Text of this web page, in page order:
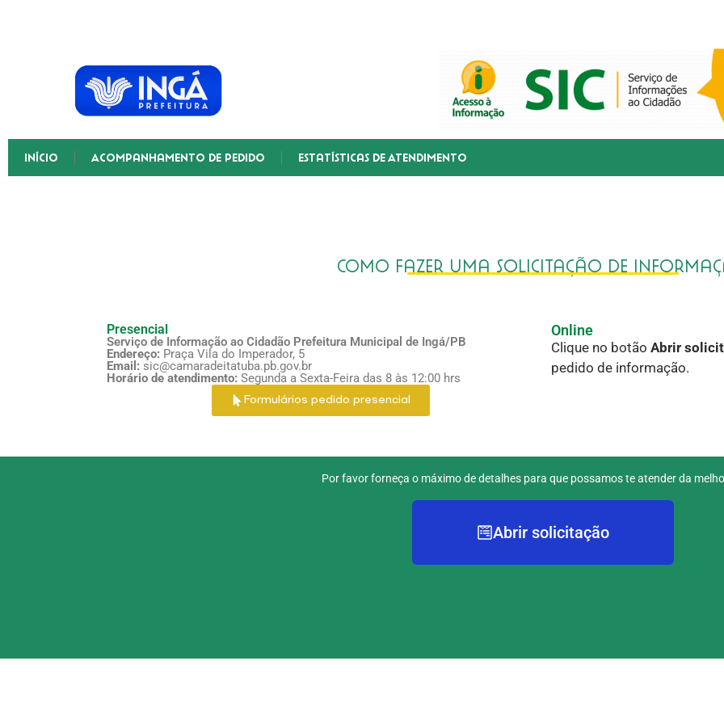
Início Acompanhamento de Pedido Estatísticas de Atendimento
Como fazer uma solicitação de
Presencial
Serviço de Informação ao Cidadão Prefeitura Municipal de Ingá/PB
Endereço: Praça Vila do Imperador, 5
Email: sic@camaradeitatuba.pb.gov.br
Horário de atendimento: Segunda a Sexta-Feira das 8 às 12:00 hrs
Formulários pedido presencial
Online
Clique no botão Abrir
pedido de informação.
Por favor forneça o máximo de detalhes para que possamos te atender da
Abrir solicitação